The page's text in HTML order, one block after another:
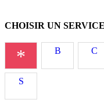
CHOISIR UN SERVICE
* B C
S